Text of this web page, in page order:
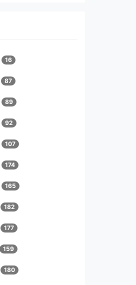
16
87
89
92
107
174
165
182
177
159
180